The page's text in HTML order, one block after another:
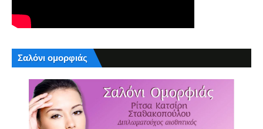
Σαλόνι ομορφιάς